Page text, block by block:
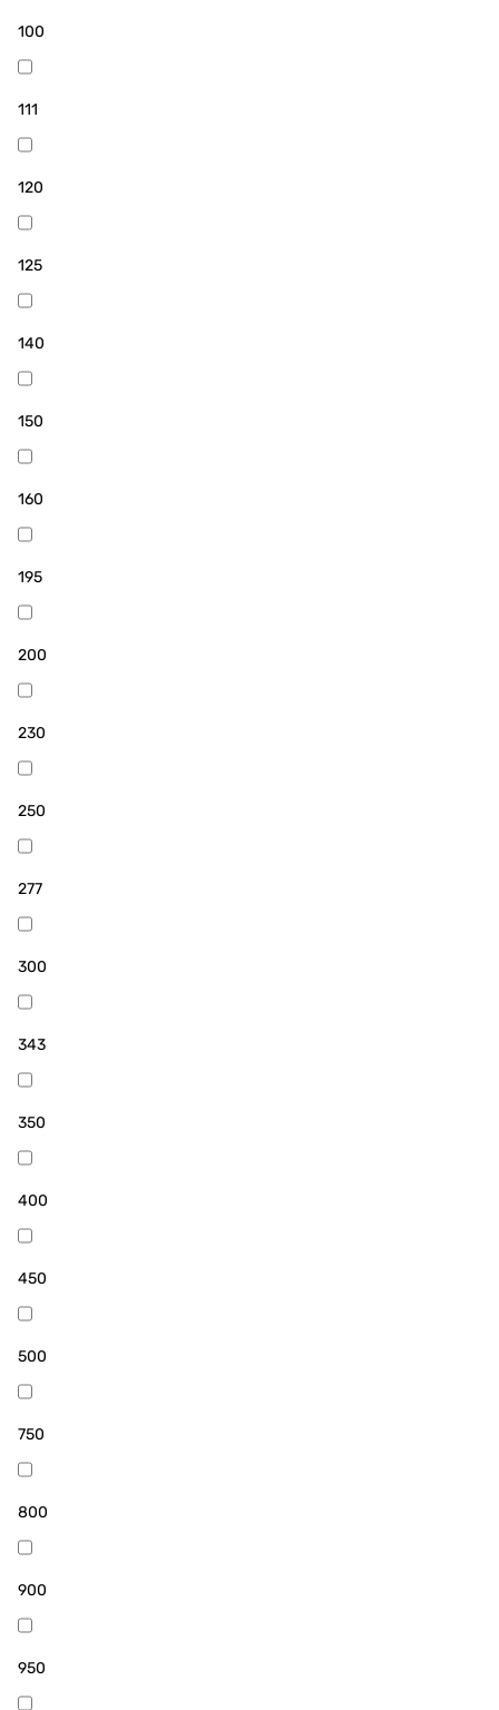
бесплатное консультирование клиентов и помогут
купить эффективную модель для горячего
100
111
120
125
140
150
160
195
200
230
250
277
300
343
350
400
450
500
750
800
900
950